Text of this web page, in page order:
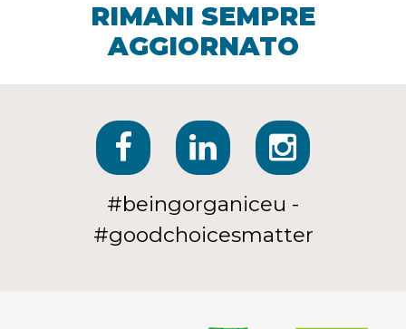
RIMANI SEMPRE
AGGIORNATO
#beingorganiceu -
#goodchoicesmatter